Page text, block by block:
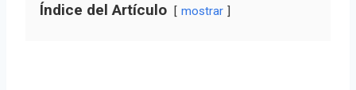
Índice del Artículo mostrar